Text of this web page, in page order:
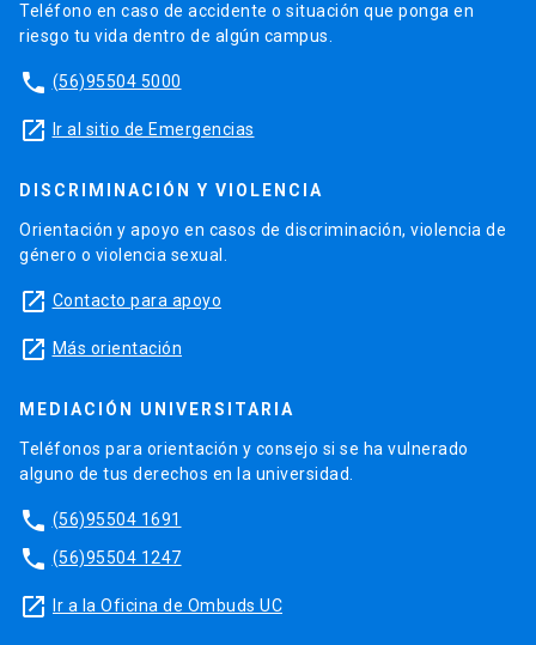
Teléfono en caso de accidente o situación que ponga en
riesgo tu vida dentro de algún campus.
phone (56)95504 5000
launch Ir al sitio de Emergencias
DISCRIMINACIÓN Y VIOLENCIA
Orientación y apoyo en casos de discriminación, violencia de
género o violencia sexual.
launch Contacto para apoyo
launch Más orientación
MEDIACIÓN UNIVERSITARIA
Teléfonos para orientación y consejo si se ha vulnerado
alguno de tus derechos en la universidad.
phone (56)95504 1691
phone (56)95504 1247
launch Ir a la Oficina de Ombuds UC